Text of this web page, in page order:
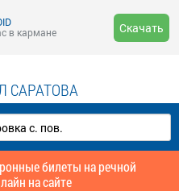
в кармане
Скачать
САРАТОВА
билеты на речной
на сайте